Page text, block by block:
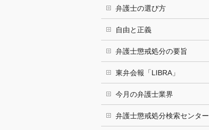
弁護士の選び方
自由と正義
弁護士懲戒処分の要旨
東弁会報「LIBRA」
今月の弁護士業界
弁護士懲戒処分検索センター